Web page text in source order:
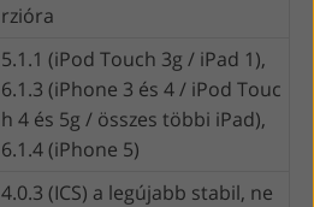
rzióra
5.1.1 (iPod Touch 3g / iPad 1),
6.1.3 (iPhone 3 és 4 / iPod Touc
h 4 és 5g / összes többi iPad),
6.1.4 (iPhone 5)
4.0.3 (ICS) a legújabb stabil, ne